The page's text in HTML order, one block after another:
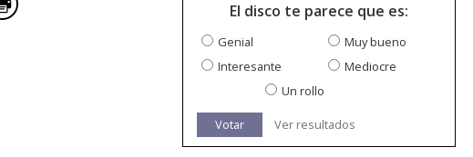
El disco te parece que es:
Genial
Muy bueno
Interesante
Mediocre
Un rollo
Votar Ver resultados